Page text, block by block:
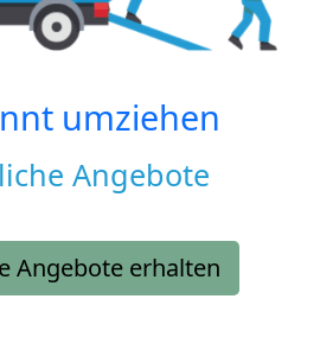
umziehen
Angebote
Angebote erhalten